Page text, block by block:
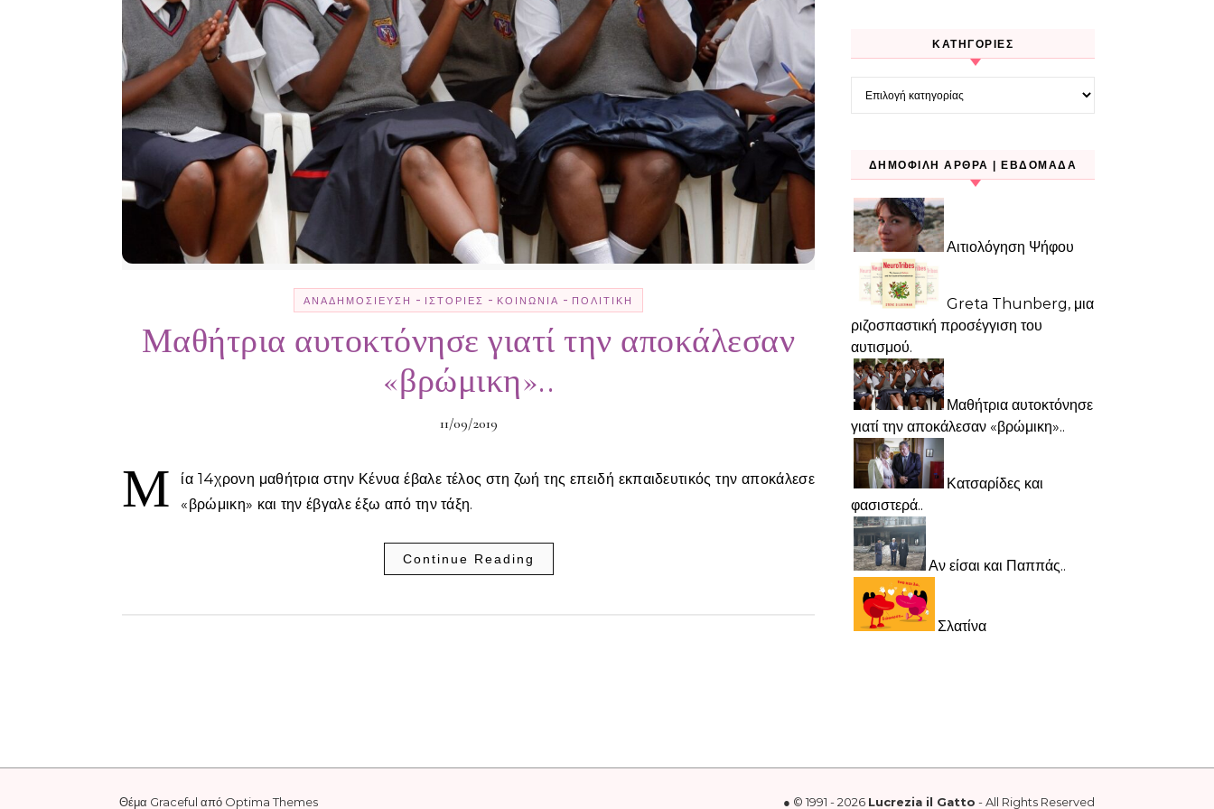
ΑΝΑΔΗΜΟΣΊΕΥΣΗ - ΙΣΤΟΡΊΕΣ - ΚΟΙΝΩΝΊΑ - ΠΟΛΙΤΙΚΉ
Μαθήτρια αυτοκτόνησε γιατί την αποκάλεσαν
«βρώμικη»..
11/09/2019
Μ
ία 14χρονη μαθήτρια στην Κένυα έβαλε τέλος στη ζωή της επειδή εκπαιδευτικός την αποκάλεσε
«βρώμικη» και την έβγαλε έξω από την τάξη.
Continue Reading
KΑΤΗΓΟΡΊΕΣ
Kατηγορίες
ΔΗΜΟΦΙΛΉ ΆΡΘΡΑ | ΕΒΔΟΜΆΔΑ
Αιτιολόγηση Ψήφου
Greta Thunberg, μια
ριζοσπαστική προσέγγιση του
αυτισμού.
Μαθήτρια αυτοκτόνησε
γιατί την αποκάλεσαν «βρώμικη»..
Κατσαρίδες και
φασιστερά..
Αν είσαι και Παππάς..
Σλατίνα
● © 1991 - 2026 Lucrezia il Gatto - All Rights Reserved
Θέμα Graceful από Optima Themes